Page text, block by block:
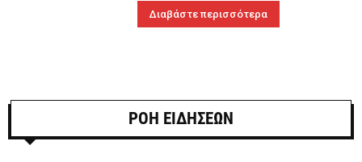
Διαβάστε περισσότερα
ΡΟΗ ΕΙΔΗΣΕΩΝ